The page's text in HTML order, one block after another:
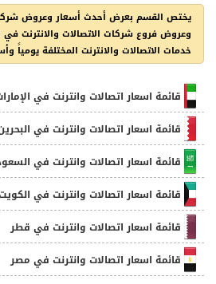
يختص القسم بعرض أحدث أسعار وعروض شركات
وعروض فروع شركات الاتصالات والانترنت في
خدمات الاتصالات والانترنت المختلفة يومياً
قائمة اسعار اتصالات وانترنت في
قائمة اسعار اتصالات وانترنت في
قائمة اسعار اتصالات وانترنت في
قائمة اسعار اتصالات وانترنت في
قائمة اسعار اتصالات وانترنت في قطر
قائمة اسعار اتصالات وانترنت في مصر